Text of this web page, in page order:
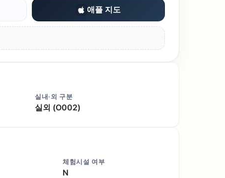
애플 지도
실내·외 구분
실외 (O002)
체험시설 여부
N